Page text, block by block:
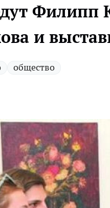
Филипп
и
общество